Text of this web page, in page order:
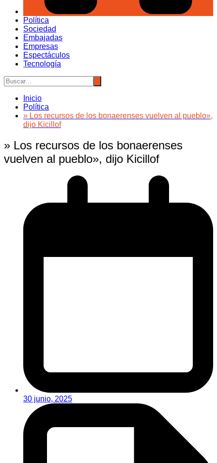
Política
Sociedad
Embajadas
Empresas
Espectáculos
Tecnología
Inicio
Política
» Los recursos de los bonaerenses vuelven al pueblo»,
dijo Kicillof
» Los recursos de los bonaerenses
vuelven al pueblo», dijo Kicillof
30 junio, 2025